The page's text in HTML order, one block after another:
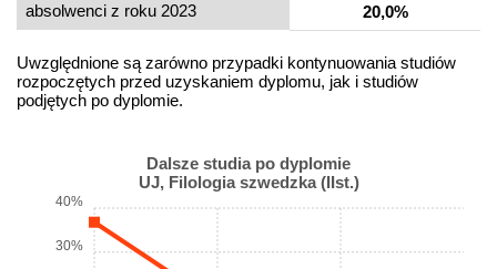
absolwenci z roku 2023
20,0%
Uwzględnione są zarówno przypadki kontynuowania studiów
rozpoczętych przed uzyskaniem dyplomu, jak i studiów
podjętych po dyplomie.
Dalsze studia po dyplomie
UJ, Filologia szwedzka (IIst.)
30%
40%